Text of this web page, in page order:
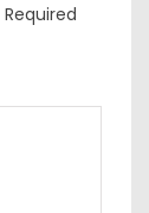
Required